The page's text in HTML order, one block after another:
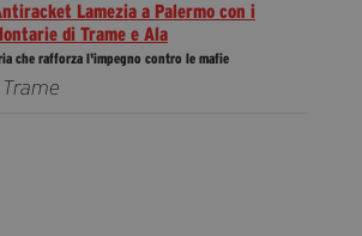
Lamezia a Palermo con i
di Trame e Ala
che rafforza l'impegno contro le mafie